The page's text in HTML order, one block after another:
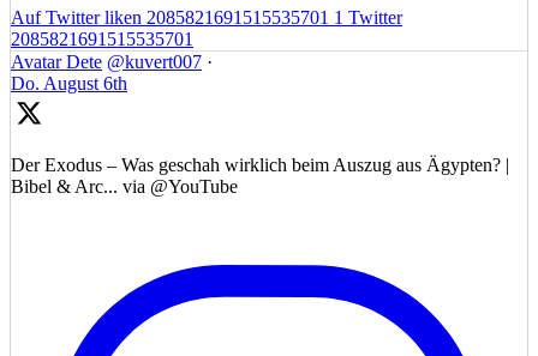
Auf Twitter liken 2085821691515535701 1 Twitter
2085821691515535701
Avatar Dete @kuvert007 ·
Do. August 6th
Der Exodus – Was geschah wirklich beim Auszug aus Ägypten? |
Bibel & Arc... via @YouTube